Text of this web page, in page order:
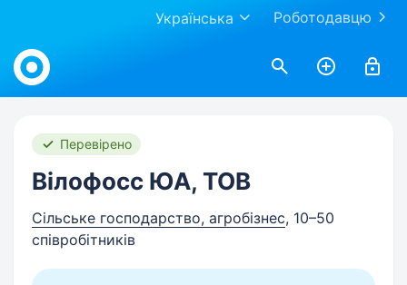
Роботодавцю
Українська
Work.ua
Перевірено
Вілофосс ЮА, ТОВ
Сільське господарство, агробізнес, 10–50
співробітників